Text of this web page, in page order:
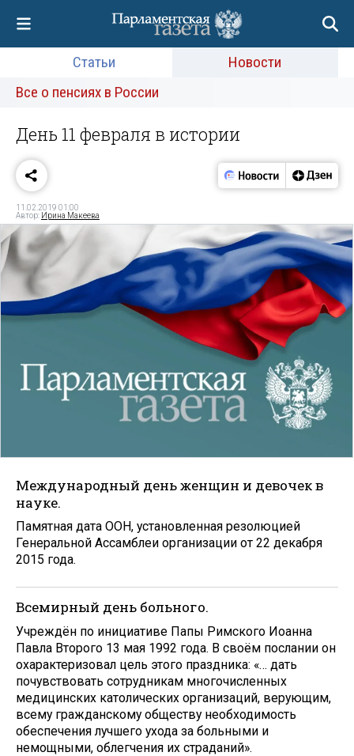
Статьи
Новости
Все о пенсиях в России
День 11 февраля в истории
11.02.2019 01:00
Автор: Ирина Макеева
Международный день женщин и девочек в
науке.
Памятная дата ООН, установленная резолюцией
Генеральной Ассамблеи организации от 22 декабря
2015 года.
Всемирный день больного.
Учреждён по инициативе Папы Римского Иоанна
Павла Второго 13 мая 1992 года. В своём послании он
охарактеризовал цель этого праздника: «… дать
почувствовать сотрудникам многочисленных
медицинских католических организаций, верующим,
всему гражданскому обществу необходимость
обеспечения лучшего ухода за больными и
немощными, облегчения их страданий».